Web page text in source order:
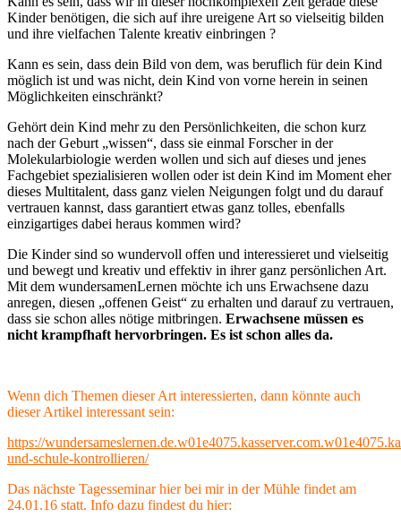
Kinder benötigen, die sich auf ihre ureigene Art so vielseitig bilden
und ihre vielfachen Talente kreativ einbringen ?
Kann es sein, dass dein Bild von dem, was beruflich für dein Kind
möglich ist und was nicht, dein Kind von vorne herein in seinen
Möglichkeiten einschränkt?
Gehört dein Kind mehr zu den Persönlichkeiten, die schon kurz
nach der Geburt „wissen“, dass sie einmal Forscher in der
Molekularbiologie werden wollen und sich auf dieses und jenes
Fachgebiet spezialisieren wollen oder ist dein Kind im Moment eher
dieses Multitalent, dass ganz vielen Neigungen folgt und du darauf
vertrauen kannst, dass garantiert etwas ganz tolles, ebenfalls
einzigartiges dabei heraus kommen wird?
Die Kinder sind so wundervoll offen und interessieret und vielseitig
und bewegt und kreativ und effektiv in ihrer ganz persönlichen Art.
Mit dem wundersamenLernen möchte ich uns Erwachsene dazu
anregen, diesen „offenen Geist“ zu erhalten und darauf zu vertrauen,
dass sie schon alles nötige mitbringen. Erwachsene müssen es
nicht krampfhaft hervorbringen. Es ist schon alles da.
Wenn dich Themen dieser Art interessierten, dann könnte auch
dieser Artikel interessant sein:
https://
und-schule-kontrollieren/
Das nächste Tagesseminar hier bei mir in der Mühle findet am
24.01.16 statt. Info dazu findest du hier: